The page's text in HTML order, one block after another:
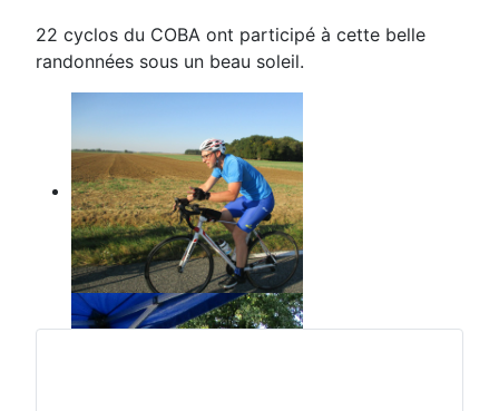
22 cyclos du COBA ont participé à cette belle
randonnées sous un beau soleil.